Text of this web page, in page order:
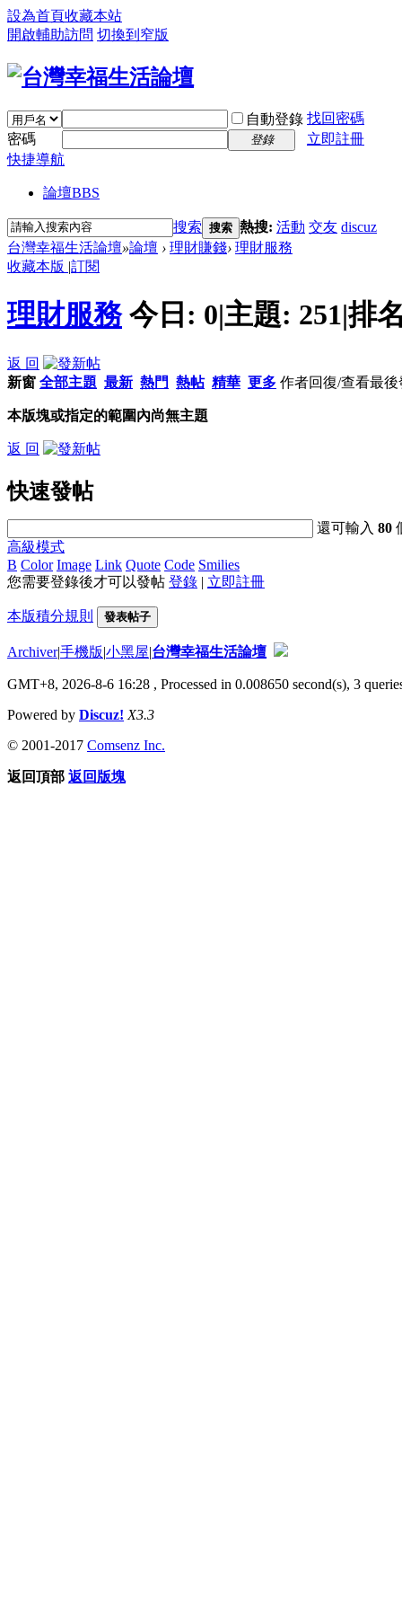
設為首頁收藏本站
開啟輔助訪問 切換到窄版
自動登錄 找回密碼
密碼
登錄
立即註冊
快捷導航
論壇BBS
搜索 搜索 熱搜: 活動 交友 discuz
台灣幸福生活論壇»論壇 › 理財賺錢› 理財服務
收藏本版 |訂閱
理財服務 今日: 0|主題: 251|排
返 回
新窗 全部主題 最新 熱門 熱帖 精華 更多 作者回復/查看最後
本版塊或指定的範圍內尚無主題
返 回
快速發帖
還可輸入80
高級模式
B Color Image Link Quote Code Smilies
您需要登錄後才可以發帖 登錄 | 立即註冊
本版積分規則 發表帖子
Archiver|手機版|小黑屋|台灣幸福生活論壇
GMT+8, 2026-8-6 16:28 , Processed in 0.008650 second(s), 3
Powered by Discuz! X3.3
© 2001-2017 Comsenz Inc.
返回頂部 返回版塊